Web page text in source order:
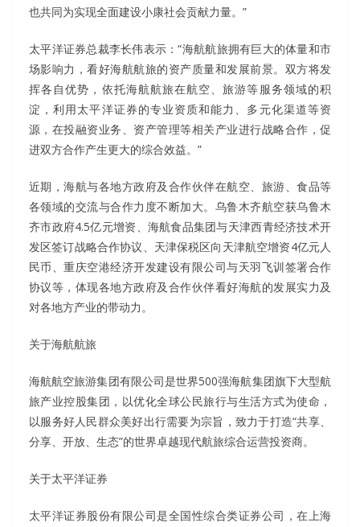
也共同为实现全面建设小康社会贡献力量。”
太平洋证券总裁李长伟表示：“海航航旅拥有巨大的体量和市
场影响力，看好海航航旅的资产质量和发展前景。双方将发
挥各自优势，依托海航航旅在航空、旅游等服务领域的积
淀，利用太平洋证券的专业资质和能力、多元化渠道等资
源，在投融资业务、资产管理等相关产业进行战略合作，促
进双方合作产生更大的综合效益。”
近期，海航与各地方政府及合作伙伴在航空、旅游、食品等
各领域的交流与合作力度不断加大。乌鲁木齐航空获乌鲁木
齐市政府4.5亿元增资、海航食品集团与天津西青经济技术开
发区签订战略合作协议、天津保税区向天津航空增资4亿元人
民币、重庆空港经济开发建设有限公司与天羽飞训签署合作
协议等，体现各地方政府及合作伙伴看好海航的发展实力及
对各地方产业的带动力。
关于海航航旅
海航航空旅游集团有限公司是世界500强海航集团旗下大型航
旅产业控股集团，以优化全球公民旅行与生活方式为使命，
以服务好人民群众美好出行需要为宗旨，致力于打造“共享、
分享、开放、生态”的世界卓越现代航旅综合运营投资商。
关于太平洋证券
太平洋证券股份有限公司是全国性综合类证券公司，在上海